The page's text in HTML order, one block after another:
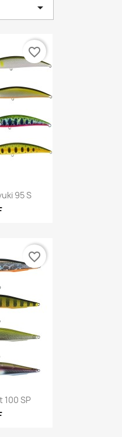

95 S
favorite_border
100 SP
favorite_border